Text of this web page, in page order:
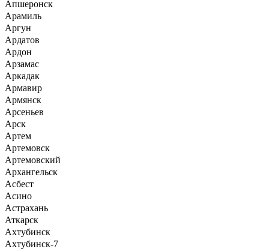
Апшеронск
Арамиль
Аргун
Ардатов
Ардон
Арзамас
Аркадак
Армавир
Армянск
Арсеньев
Арск
Артем
Артемовск
Артемовский
Архангельск
Асбест
Асино
Астрахань
Аткарск
Ахтубинск
Ахтубинск-7